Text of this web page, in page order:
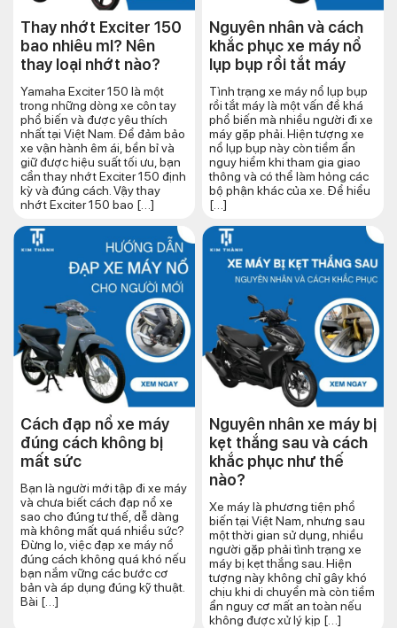
Thay nhớt Exciter 150
bao nhiêu ml? Nên
thay loại nhớt nào?
Yamaha Exciter 150 là một
trong những dòng xe côn tay
phổ biến và được yêu thích
nhất tại Việt Nam. Để đảm bảo
xe vận hành êm ái, bền bỉ và
giữ được hiệu suất tối ưu, bạn
cần thay nhớt Exciter 150 định
kỳ và đúng cách. Vậy thay
nhớt Exciter 150 bao […]
Nguyên nhân và cách
khắc phục xe máy nổ
lụp bụp rồi tắt máy
Tình trạng xe máy nổ lụp bụp
rồi tắt máy là một vấn đề khá
phổ biến mà nhiều người đi xe
máy gặp phải. Hiện tượng xe
nổ lụp bụp này còn tiềm ẩn
nguy hiểm khi tham gia giao
thông và có thể làm hỏng các
bộ phận khác của xe. Để hiểu
[…]
Cách đạp nổ xe máy
đúng cách​ không bị
mất sức
Bạn là người mới tập đi xe máy
và chưa biết cách đạp nổ xe
sao cho đúng tư thế, dễ dàng
mà không mất quá nhiều sức?
Đừng lo, việc đạp xe máy nổ
đúng cách không quá khó nếu
bạn nắm vững các bước cơ
bản và áp dụng đúng kỹ thuật.
Bài […]
Nguyên nhân xe máy bị
kẹt thắng sau và cách
khắc phục như thế
nào?
Xe máy là phương tiện phổ
biến tại Việt Nam, nhưng sau
một thời gian sử dụng, nhiều
người gặp phải tình trạng xe
máy bị kẹt thắng sau. Hiện
tượng này không chỉ gây khó
chịu khi di chuyển mà còn tiềm
ẩn nguy cơ mất an toàn nếu
không được xử lý kịp […]